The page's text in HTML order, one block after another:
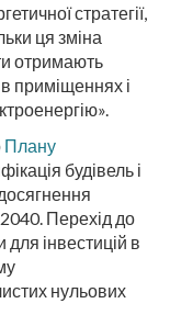
стратегії,
ця зміна
отримають
приміщеннях і
Плану
будівель і
Перехід до
інвестицій в
нульових